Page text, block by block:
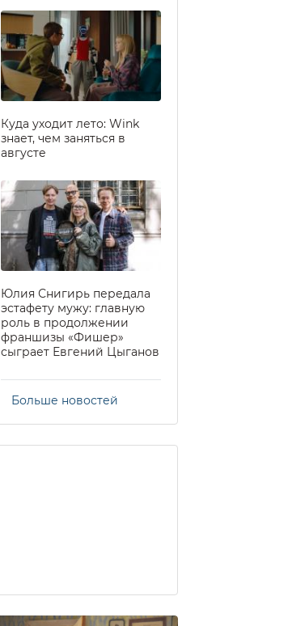
Куда уходит лето: Wink
знает, чем заняться в
августе
Юлия Снигирь передала
эстафету мужу: главную
роль в продолжении
франшизы «Фишер»
сыграет Евгений Цыганов
Больше новостей